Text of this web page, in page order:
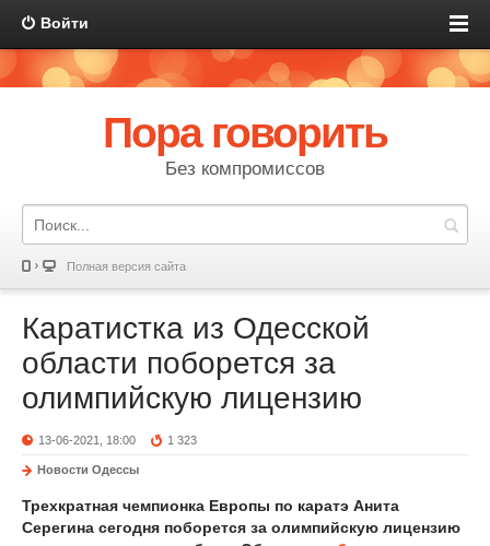
Войти
Пора говорить
Без компромиссов
Полная версия сайта
Каратистка из Одесской
области поборется за
олимпийскую лицензию
13-06-2021, 18:00 1 323
Новости Одессы
Трехкратная чемпионка Европы по каратэ Анита
Серегина сегодня поборется за олимпийскую лицензию